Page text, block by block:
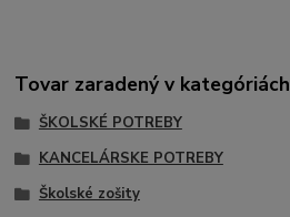
Tovar zaradený v kategóriách
ŠKOLSKÉ POTREBY
KANCELÁRSKE POTREBY
Školské zošity